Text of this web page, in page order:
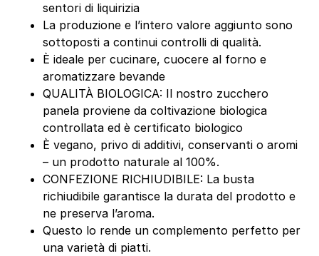
sentori di liquirizia
La produzione e l’intero valore aggiunto sono
sottoposti a continui controlli di qualità.
È ideale per cucinare, cuocere al forno e
aromatizzare bevande
QUALITÀ BIOLOGICA: Il nostro zucchero
panela proviene da coltivazione biologica
controllata ed è certificato biologico
È vegano, privo di additivi, conservanti o aromi
– un prodotto naturale al 100%.
CONFEZIONE RICHIUDIBILE: La busta
richiudibile garantisce la durata del prodotto e
ne preserva l’aroma.
Questo lo rende un complemento perfetto per
una varietà di piatti.